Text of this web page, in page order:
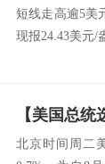
短线走高逾5美
现报24.43美
北京时间周二